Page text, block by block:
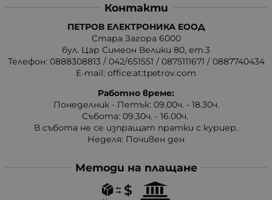
Контакти
ПЕТРОВ ЕЛЕКТРОНИКА ЕООД
Стара Загора 6000
бул. Цар Симеон Велики 80, ет.3
Телефон: 0888308813 / 042/651551 / 0875111671 / 0887740434
E-mail: office:at:tpetrov.com
Работно време:
Понеделник - Петък: 09.00ч. - 18.30ч.
Събота: 09.30ч. - 16.00ч.
В събота не се изпращат пратки с куриер.
Неделя: Почивен ден
Методи на плащане